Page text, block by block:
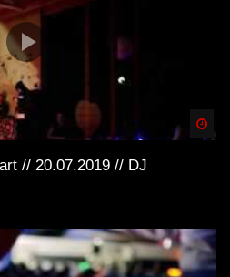
// 20.07.2019 // DJ